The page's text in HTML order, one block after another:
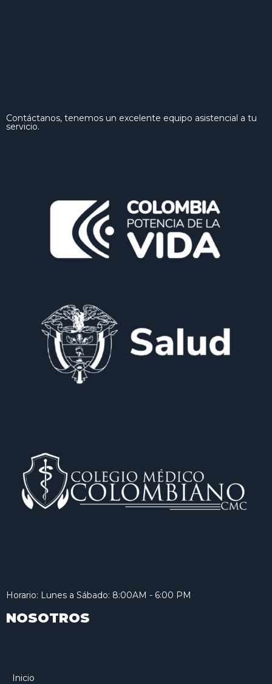
Contáctanos, tenemos un excelente equipo asistencial a tu
servicio.
Horario: Lunes a Sábado: 8:00AM - 6:00 PM
NOSOTROS
Inicio